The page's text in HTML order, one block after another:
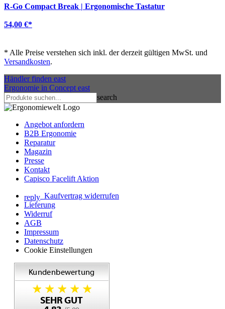
R-Go Compact Break | Ergonomische Tastatur
54,00 €*
* Alle Preise verstehen sich inkl. der derzeit gültigen MwSt. und
Versandkosten.
Händler finden east
Ergonomie in Concepteast
search
Angebot anfordern
B2B Ergonomie
Reparatur
Magazin
Presse
Kontakt
Capisco Facelift Aktion
reply Kaufvertrag widerrufen
Lieferung
Widerruf
AGB
Impressum
Datenschutz
Cookie Einstellungen